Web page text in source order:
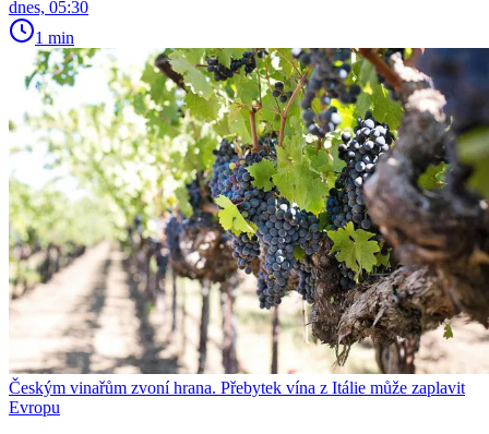
dnes, 05:30
1 min
Českým vinařům zvoní hrana. Přebytek vína z Itálie může zaplavit
Evropu